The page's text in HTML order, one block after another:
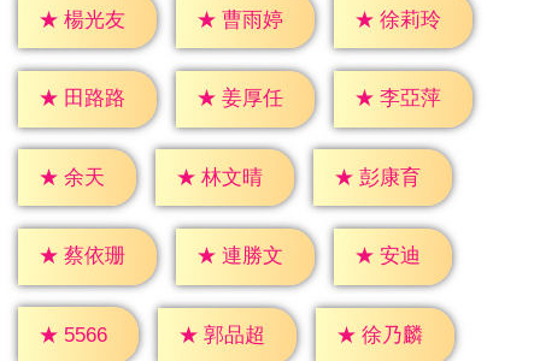
★ 楊光友 ★ 曹雨婷 ★ 徐莉玲
★ 田路路 ★ 姜厚任 ★ 李亞萍
★ 余天 ★ 林文晴 ★ 彭康育
★ 蔡依珊 ★ 連勝文 ★ 安迪
★ 5566 ★ 郭品超 ★ 徐乃麟